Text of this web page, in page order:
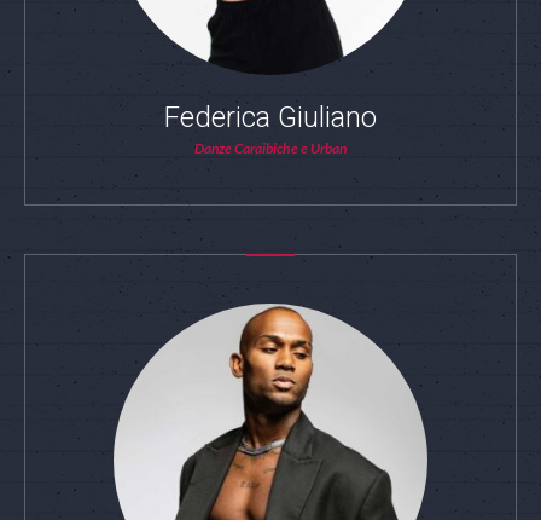
Federica Giuliano
Danze Caraibiche e Urban